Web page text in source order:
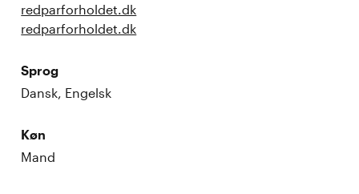
redparforholdet.dk
redparforholdet.dk
Sprog
Dansk, Engelsk
Køn
Mand